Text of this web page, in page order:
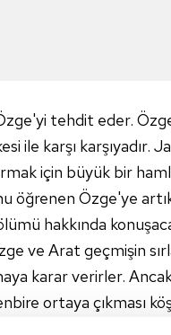
tehdit eder.
ile karşı karşıyadır.
için büyük bir
öğrenen Özge'ye
hakkında
ve Arat geçmişin
karar verirler.
ortaya çıkması
dönüşü ile, başta